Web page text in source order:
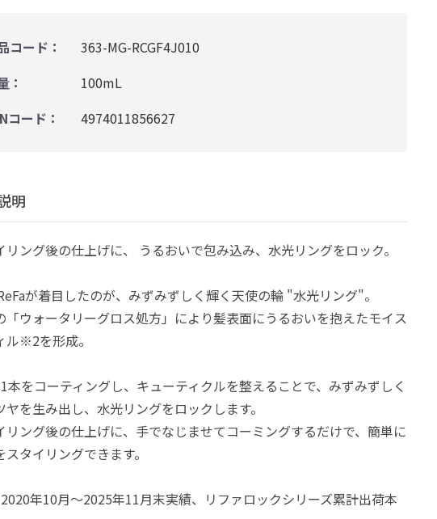
コード：
363-MG-RCGF4J010
：
100mL
コード：
4974011856627
明
リング後の仕上げに、 うるおいで包み込み、水光リングをロック。
が着目したのが、みずみずしく輝く天使の輪 "水光リング"。
「ウォータリーグロス処方」により髪表面にうるおいを抱えたモイス
ル※2を形成。
本をコーティングし、キューティクルを整えることで、みずみずしく
ヤを生み出し、水光リングをロックします。
リング後の仕上げに、手でなじませてコーミングするだけで、簡単に
スタイリングできます。
年10月～2025年11月末実績、リファロックシリーズ累計出荷本